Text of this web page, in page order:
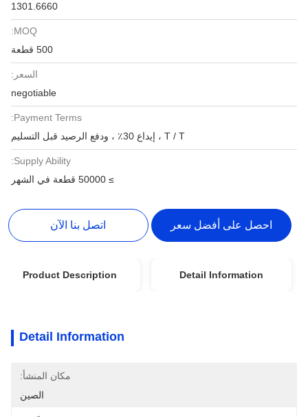
1301.6660
MOQ:
500 قطعة
السعر:
negotiable
Payment Terms:
T / T ، إيداع 30٪ ، ودفع الرصيد قبل التسليم
Supply Ability:
≥ 50000 قطعة في الشهر
احصل على أفضل سعر اتصل بنا الآن
Detail Information
Product Description
Detail Information
مكان المنشأ:
الصين